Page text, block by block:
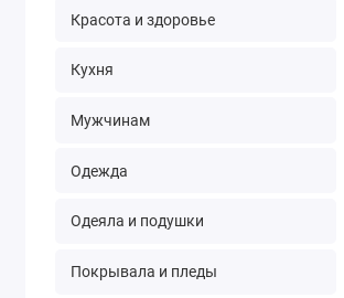
Красота и здоровье
Кухня
Мужчинам
Одежда
Одеяла и подушки
Покрывала и пледы